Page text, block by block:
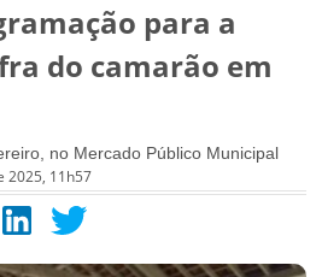
para a
do camarão em
no Mercado Público Municipal
2025, 11h57